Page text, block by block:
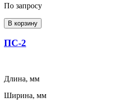
По запросу
В корзину
ПС-2
Длина, мм
Ширина, мм